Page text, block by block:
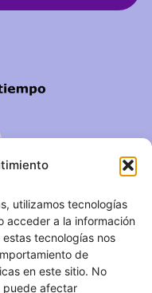
utilizamos tecnologías
acceder a la información
tecnologías nos
de
en este sitio. No
puede afectar
Núñez,
Madrid
283